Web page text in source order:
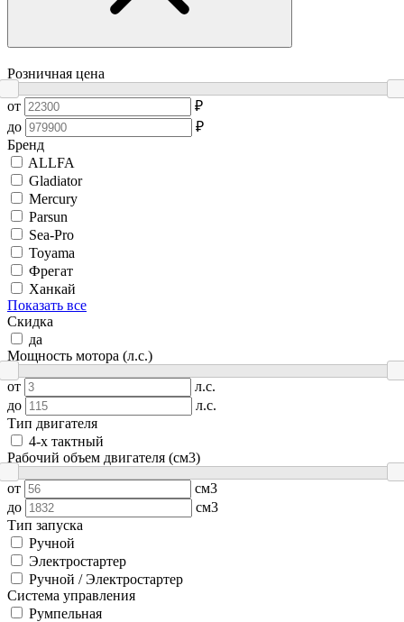
Розничная цена
от
₽
до
₽
Бренд
ALLFA
Gladiator
Mercury
Parsun
Sea-Pro
Toyama
Фрегат
Ханкай
Показать все
Скидка
да
Мощность мотора (л.с.)
от
л.с.
до
л.с.
Тип двигателя
4-х тактный
Рабочий объем двигателя (см3)
от
см3
до
см3
Тип запуска
Ручной
Электростартер
Ручной / Электростартер
Система управления
Румпельная